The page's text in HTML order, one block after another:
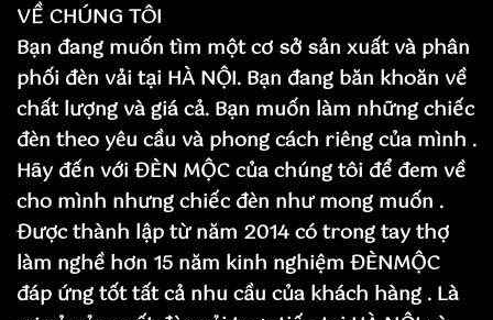
VỀ CHÚNG TÔI
Bạn đang muốn tìm một cơ sở sản xuất và phân
phối đèn vải tại HÀ NỘI. Bạn đang băn khoăn về
chất lượng và giá cả. Bạn muốn làm những chiếc
đèn theo yêu cầu và phong cách riêng của mình .
Hãy đến với ĐÈN MỘC của chúng tôi để đem về
cho mình nhưng chiếc đèn như mong muốn .
Được thành lập từ năm 2014 có trong tay thợ
làm nghề hơn 15 năm kinh nghiệm ĐÈNMỘC
đáp ứng tốt tất cả nhu cầu của khách hàng . Là